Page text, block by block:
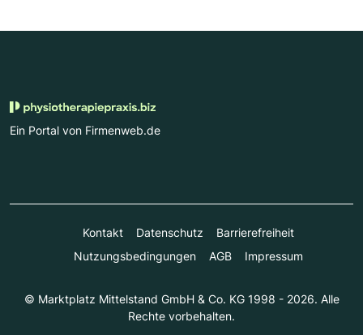
Ein Portal von Firmenweb.de
Kontakt Datenschutz
Barrierefreiheit
Nutzungsbedingungen
AGB Impressum
© Marktplatz Mittelstand GmbH & Co. KG 1998 - 2026. Alle
Rechte vorbehalten.